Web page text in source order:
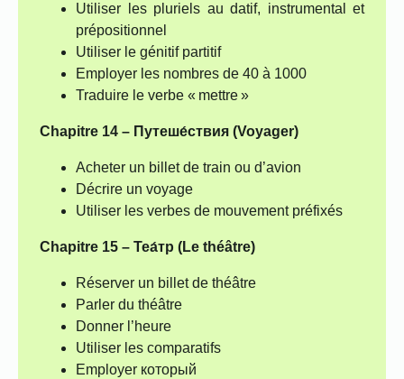
Utiliser les pluriels au datif, instrumental et
prépositionnel
Utiliser le génitif partitif
Employer les nombres de 40 à 1000
Traduire le verbe « mettre »
Chapitre 14 – Путеше́ствия (Voyager)
Acheter un billet de train ou d’avion
Décrire un voyage
Utiliser les verbes de mouvement préfixés
Chapitre 15 – Теа́тр (Le théâtre)
Réserver un billet de théâtre
Parler du théâtre
Donner l’heure
Utiliser les comparatifs
Employer который